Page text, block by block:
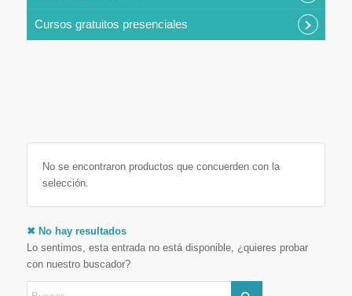
Cursos gratuitos presenciales
No se encontraron productos que concuerden con la
selección.
✖ No hay resultados
Lo sentimos, esta entrada no está disponible, ¿quieres probar
con nuestro buscador?